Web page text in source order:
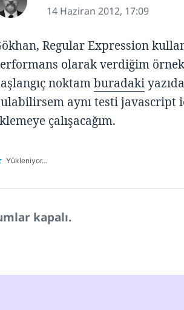
ki:
14 Haziran 2012, 17:09
Regular Expression
olarak verdiğim örnek
noktamburadaki
aynı testi javascript
çalışacağım.
Yükleniyor...
kapalı.